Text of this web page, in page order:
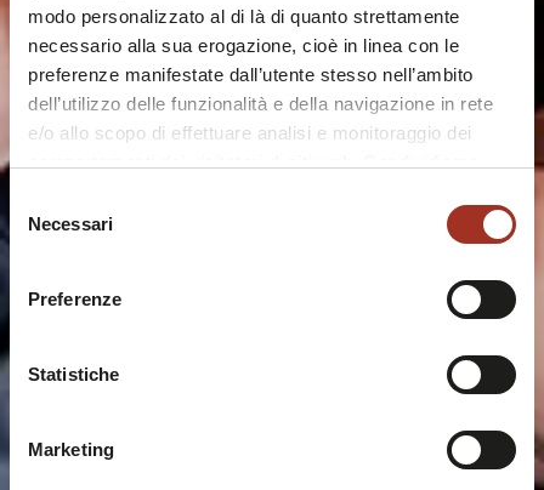
modo personalizzato al di là di quanto strettamente
necessario alla sua erogazione, cioè in linea con le
preferenze manifestate dall’utente stesso nell’ambito
dell’utilizzo delle funzionalità e della navigazione in rete
e/o allo scopo di effettuare analisi e monitoraggio dei
nostro sito, con i nostri partner che si occupano di analisi
dei dati web, pubblicità e social media, i quali potrebbero
combinarle con altre informazioni che l'utente ha fornito
loro o che sono stati raccolti durante l'utilizzo dei loro
Chiudendo questo disclaimer si prosegue la navigazione
solo con i cookie tecnici necessari. A questa pagina è
delNecessari
Preferenze
Statistiche
Marketing